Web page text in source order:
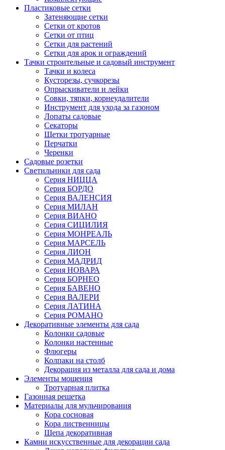
Пластиковые сетки
Затеняющие сетки
Сетки от кротов
Сетки от птиц
Сетки для растений
Сетки для арок и ограждений
Тачки строительные и садовый инструмент
Тачки и колеса
Кусторезы, сучкорезы
Опрыскиватели и лейки
Совки, тяпки, корнеудалители
Инструмент для ухода за газоном
Лопаты садовые
Секаторы
Щетки тротуарные
Перчатки
Черенки
Садовые розетки
Светильники для сада
Серия НИЦЦА
Серия БОРДО
Серия ВАЛЕНСИЯ
Серия МИЛАН
Серия ВИАНО
Серия СИЦИЛИЯ
Серия МОНРЕАЛЬ
Серия МАРСЕЛЬ
Серия ЛИОН
Серия МАДРИД
Серия НОВАРА
Серия БОРНЕО
Серия БАВЕНО
Серия ВАЛЕРИ
Серия ЛАТИНА
Серия РОМАНО
Декоративные элементы для сада
Колонки садовые
Колонки настенные
Флюгеры
Колпаки на столб
Декорация из металла для сада и дома
Элементы мощения
Тротуарная плитка
Газонная решетка
Материалы для мульчирования
Кора сосновая
Кора лиственницы
Щепа декоративная
Камни искусственные для декорации сада